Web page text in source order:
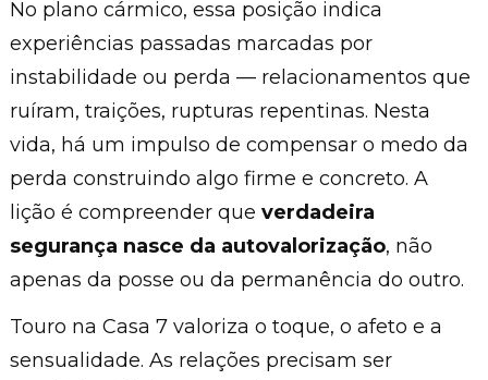
No plano cármico, essa posição indica
experiências passadas marcadas por
instabilidade ou perda — relacionamentos que
ruíram, traições, rupturas repentinas. Nesta
vida, há um impulso de compensar o medo da
perda construindo algo firme e concreto. A
lição é compreender que verdadeira
segurança nasce da autovalorização, não
apenas da posse ou da permanência do outro.
Touro na Casa 7 valoriza o toque, o afeto e a
sensualidade. As relações precisam ser